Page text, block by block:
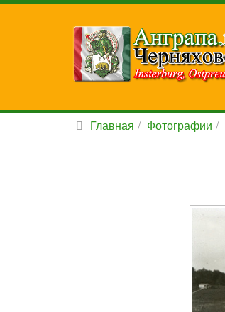
Главная Фотографии